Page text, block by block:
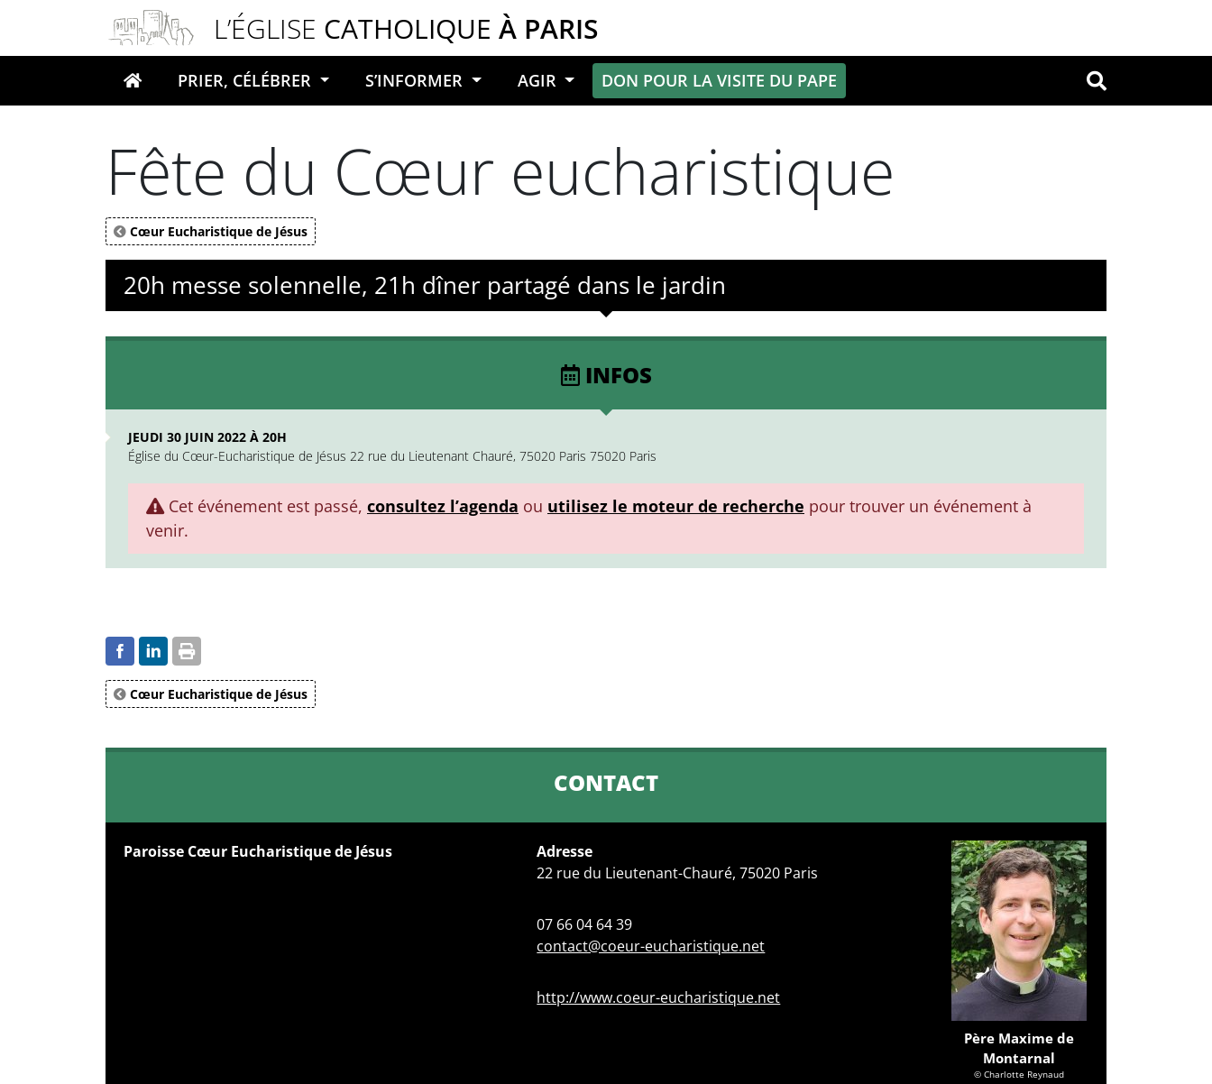
L’ÉGLISE CATHOLIQUE À PARIS
Votre recherche OK
PRIER, CÉLÉBRER S’INFORMER AGIR DON POUR LA VISITE DU PAPE
Fête du Cœur eucharistique
Cœur Eucharistique de Jésus
20h messe solennelle, 21h dîner partagé dans le jardin
INFOS
JEUDI 30 JUIN 2022 À 20H
Église du Cœur-Eucharistique de Jésus 22 rue du Lieutenant Chauré, 75020 Paris 75020 Paris
Cet événement est passé, consultez l’agenda ou utilisez le moteur de recherche pour trouver un événement à
venir.
Cœur Eucharistique de Jésus
CONTACT
Paroisse Cœur Eucharistique de Jésus
Adresse
22 rue du Lieutenant-Chauré, 75020 Paris
07 66 04 64 39
contact@coeur-eucharistique.net
http://www.coeur-eucharistique.net
Père Maxime de
Montarnal
© Charlotte Reynaud
Panneau de gestion des cookies